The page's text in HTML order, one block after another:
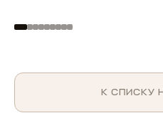
К СПИСКУ